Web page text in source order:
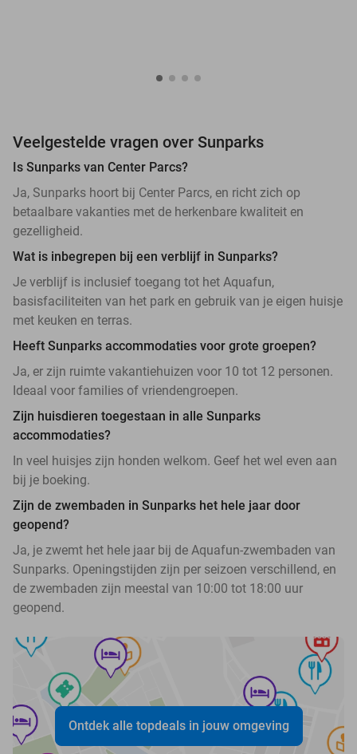
Veelgestelde vragen over Sunparks
Is Sunparks van Center Parcs?
Ja, Sunparks hoort bij Center Parcs, en richt zich op
betaalbare vakanties met de herkenbare kwaliteit en
gezelligheid.
Wat is inbegrepen bij een verblijf in Sunparks?
Je verblijf is inclusief toegang tot het Aquafun,
basisfaciliteiten van het park en gebruik van je eigen huisje
met keuken en terras.
Heeft Sunparks accommodaties voor grote groepen?
Ja, er zijn ruimte vakantiehuizen voor 10 tot 12 personen.
Ideaal voor families of vriendengroepen.
Zijn huisdieren toegestaan in alle Sunparks
accommodaties?
In veel huisjes zijn honden welkom. Geef het wel even aan
bij je boeking.
Zijn de zwembaden in Sunparks het hele jaar door
geopend?
Ja, je zwemt het hele jaar bij de Aquafun-zwembaden van
Sunparks. Openingstijden zijn per seizoen verschillend, en
de zwembaden zijn meestal van 10:00 tot 18:00 uur
geopend.
Ontdek alle topdeals in jouw omgeving